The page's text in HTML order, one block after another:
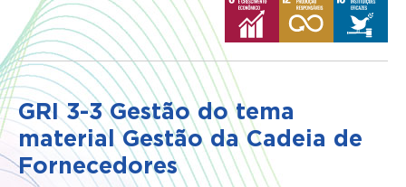
GRI 3-3 Gestão do tema
material Gestão da Cadeia de
Fornecedores